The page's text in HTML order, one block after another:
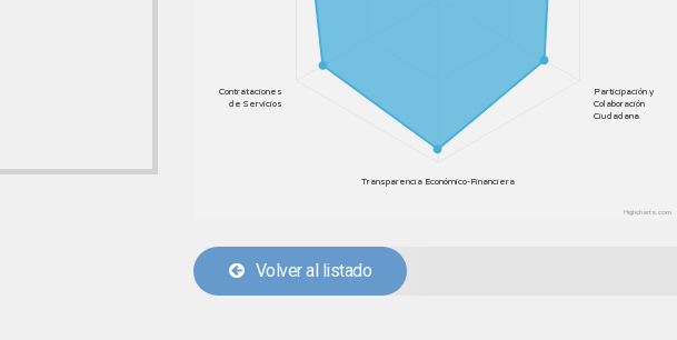
Participación y
Colaboración
Ciudadana
Transparencia Económico-Financiera
Contrataciones
de Servicios
Highcharts.com
Volver al listado